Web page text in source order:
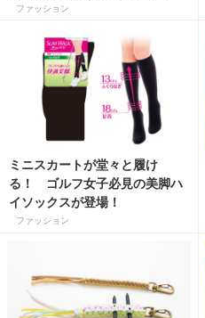
ファッション
ミニスカートが堂々と履け
る！ ゴルフ女子必見の美脚ハ
イソックスが登場！
ファッション